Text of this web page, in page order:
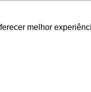
melhor
melhor